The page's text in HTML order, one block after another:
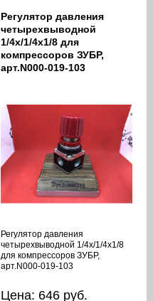
Регулятор давления
четырехвыводной
1/4х/1/4х1/8 для
компрессоров ЗУБР,
арт.N000-019-103
Регулятор давления
четырехвыводной 1/4х/1/4х1/8
для компрессоров ЗУБР,
арт.N000-019-103
Цена: 646 руб.